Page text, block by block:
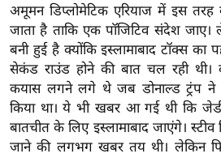
खे
ल
क्रि
के
ट
I
P
अमूमन डिप्लोमेटिक एरियाज में इस तरह
जाता है ताकि एक पॉजिटिव संदेश जाए।
बनी हुई है क्योंकि इस्लामाबाद टॉक्स का
सेकंड राउंड होने की बात चल रही थी।
कयास लगने लगे थे जब डोनाल्ड ट्रंप ने
किया था। ये भी खबर आ गई थी कि
बातचीत के लिए इस्लामाबाद जाएंगे।
जाने की लगभग खबर तय थी। लेकिन